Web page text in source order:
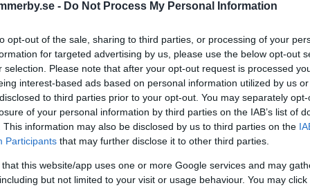
- Do Not Process My Personal Information
opt-out of the sale, sharing to third parties, or processing of your
for targeted advertising by us, please use the below opt-out
selection. Please note that after your opt-out request is processed
interest-based ads based on personal information utilized by us
to third parties prior to your opt-out. You may separately
of your personal information by third parties on the IAB’s list of
This information may also be disclosed by us to third parties on the
Participants that may further disclose it to other third parties.
that this website/app uses one or more Google services and may
but not limited to your visit or usage behaviour. You may
IF, med ett nystartat lag på damsidan, har lämnat in ett
som jobbar, studerar och bor i Kalmar och tycker att det blir ett
i Vimmerbyserien.
att försöka lägga så mycket veckomatcher som möjligt, då
Att ändra Vimmerbyserien till nio lag och Kalmarserien till
några hinder”, anger Joakim Green, styrelsemedlem i
motiveringen till det alternativa förslaget.
Fotbollförbund har ett digitalt representantskapsmöte på